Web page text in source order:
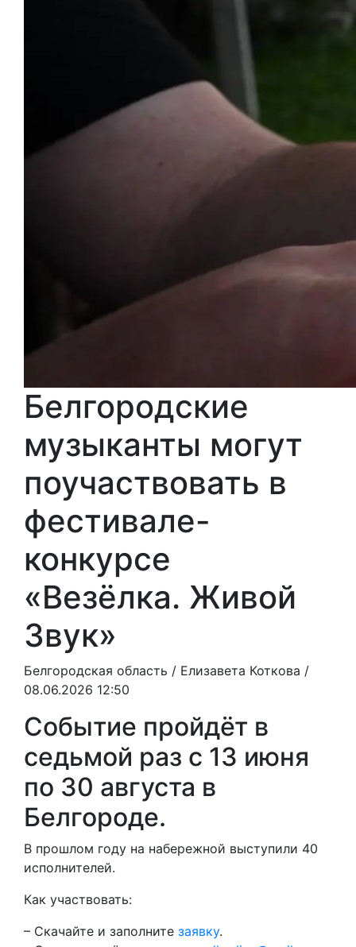
Белгородские
музыканты могут
поучаствовать в
фестивале-
конкурсе
«Везёлка. Живой
Звук»
Белгородская область / Елизавета Коткова /
08.06.2026 12:50
Событие пройдёт в
седьмой раз с 13 июня
по 30 августа в
Белгороде.
В прошлом году на набережной выступили 40
исполнителей.
Как участвовать:
– Скачайте и заполните заявку.